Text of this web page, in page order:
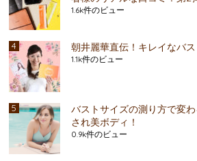
1.6k件のビュー
朝井麗華直伝！キレイなバス
1.1k件のビュー
バストサイズの測り方で変
され美ボディ！
0.9k件のビュー